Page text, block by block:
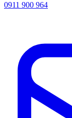
0911 900 964